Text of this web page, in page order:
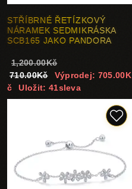
STŘÍBRNÉ ŘETÍZKOVÝ
NÁRAMEK SEDMIKRÁSKA
SCB165 JAKO PANDORA
1,200.00Kč
710.00Kč
Výprodej: 705.00K
č
Uložit: 41sleva